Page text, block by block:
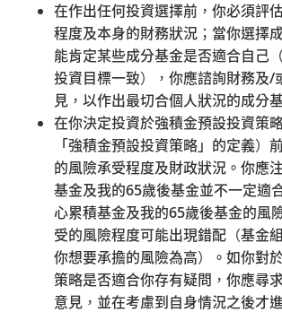
在作出任何投資選擇前，你必須評
程度及本身的財務狀況；當你選擇
能肯定某些成分基金是否適合自己
投資目標一致），你應諮詢財務及/
見，以作出最切合個人狀況的成分
在你決定投資於強積金預設投資策
「強積金預設投資策略」的定義）
的風險承受程度及財政狀況。你應
基金及我的65歲後基金並不一定適
心累積基金及我的65歲後基金的風
受的風險程度可能出現錯配（基金
你想要承擔的風險為高）。如你對
策略是否適合你存有疑問，你應尋
意見，並在考慮到自身情況之後才
年4月3日之
「預設投資
策略重新投
資通知書」
為例)
「更改投資基金組合
在截止日期或之前直
權書交回至受託人。
受託人收到表格或授
間:
透過郵寄遞交
日下午 6 時正
透過傳真或電
或電郵遞交–
晚上11時59分